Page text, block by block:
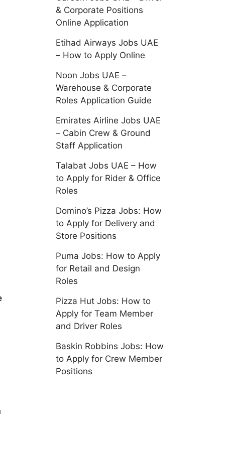
& Corporate Positions
Online Application
Etihad Airways Jobs UAE
– How to Apply Online
Noon Jobs UAE –
Warehouse & Corporate
Roles Application Guide
Emirates Airline Jobs UAE
– Cabin Crew & Ground
Staff Application
Talabat Jobs UAE – How
to Apply for Rider & Office
Roles
Domino’s Pizza Jobs: How
to Apply for Delivery and
Store Positions
Puma Jobs: How to Apply
for Retail and Design
Roles
Pizza Hut Jobs: How to
Apply for Team Member
and Driver Roles
Baskin Robbins Jobs: How
to Apply for Crew Member
Positions